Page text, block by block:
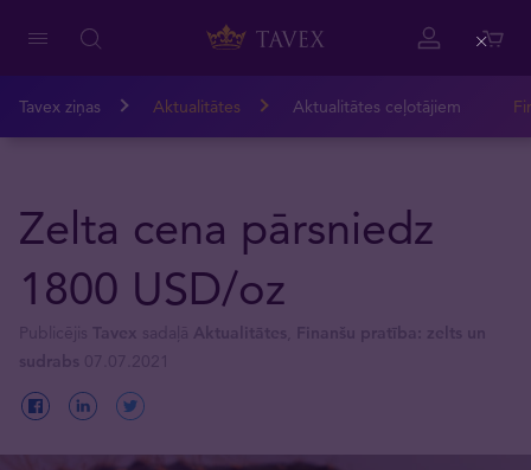
Tavex ziņas Aktualitātes Aktualitātes ceļotājiem
Zelta cena pārsniedz
1800 USD/oz
Close